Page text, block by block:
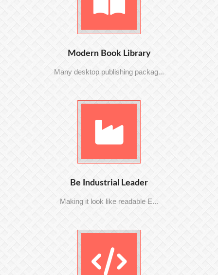
Modern Book Library
Many desktop publishing packag...
Be Industrial Leader
Making it look like readable E...